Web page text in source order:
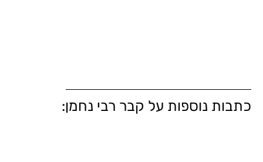
כתבות נוספות על קבר רבי נחמן: